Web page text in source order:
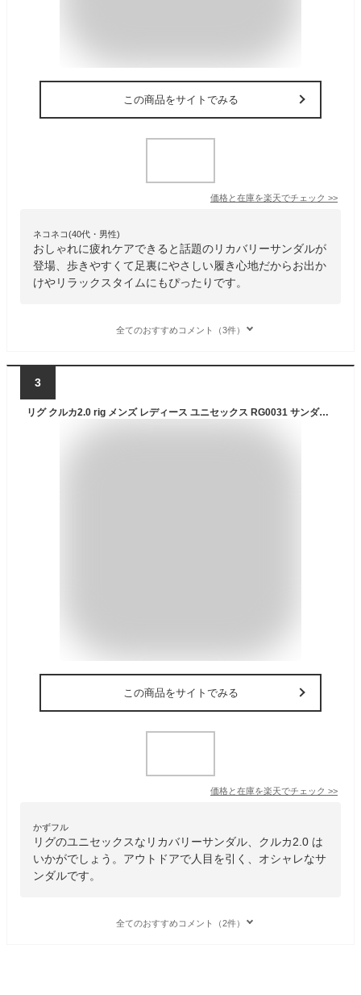
この商品をサイトでみる
価格と在庫を楽天でチェック >>
ネコネコ(40代・男性)
おしゃれに疲れケアできると話題のリカバリーサンダルが
登場、歩きやすくて足裏にやさしい履き心地だからお出か
けやリラックスタイムにもぴったりです。
全てのおすすめコメント（3件）
3
リグ クルカ2.0 rig メンズ レディース ユニセックス RG0031 サンダル リカバリー リラックス 靴 おしゃれ キャンプ アウトドアウェア
この商品をサイトでみる
価格と在庫を楽天でチェック >>
かずフル
リグのユニセックスなリカバリーサンダル、クルカ2.0 は
いかがでしょう。アウトドアで人目を引く、オシャレなサ
ンダルです。
全てのおすすめコメント（2件）